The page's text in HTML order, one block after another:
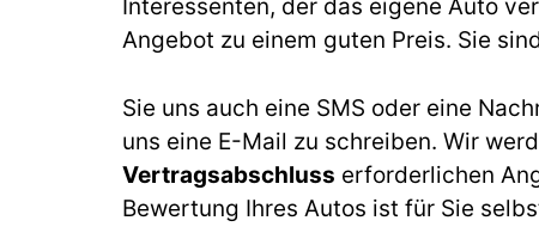
Interessenten, der das eigene Auto
Angebot zu einem guten Preis. Sie
Sie uns auch eine SMS oder eine
uns eine E-Mail zu schreiben. Wir
Vertragsabschluss erforderlichen
Bewertung Ihres Autos ist für Sie